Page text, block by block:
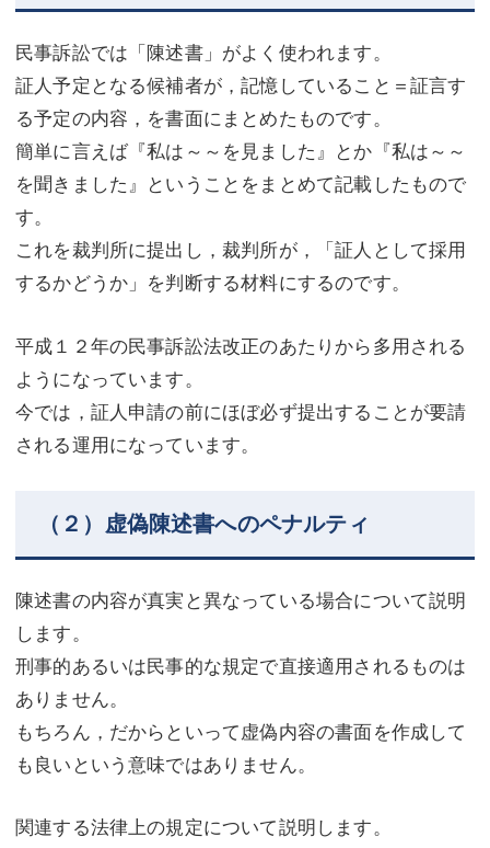
民事訴訟では「陳述書」がよく使われます。
証人予定となる候補者が，記憶していること＝証言す
る予定の内容，を書面にまとめたものです。
簡単に言えば『私は～～を見ました』とか『私は～～
を聞きました』ということをまとめて記載したもので
す。
これを裁判所に提出し，裁判所が，「証人として採用
するかどうか」を判断する材料にするのです。
平成１２年の民事訴訟法改正のあたりから多用される
ようになっています。
今では，証人申請の前にほぼ必ず提出することが要請
される運用になっています。
（２）虚偽陳述書へのペナルティ
陳述書の内容が真実と異なっている場合について説明
します。
刑事的あるいは民事的な規定で直接適用されるものは
ありません。
もちろん，だからといって虚偽内容の書面を作成して
も良いという意味ではありません。
関連する法律上の規定について説明します。